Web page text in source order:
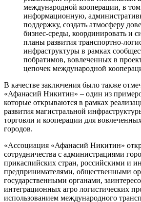
международной кооперации, в том
информационную,
поддержку, создать атмосферу
бизнес-среды, координировать и
планы развития транспортно-
инфраструктуры в рамках
побратимов, вовлеченных в
цепочек международной
В качестве заключения было также
«Афанасий Никитин» – один из
которые открываются в рамках
развития магистральной
торговли и кооперации для
городов.
«Ассоциация «Афанасий Никитин»
сотрудничества с администрациями
прикаспийских стран, российскими и
предпринимателями, общественными
государственными органами,
интеграционных агро логистических
использованием международного